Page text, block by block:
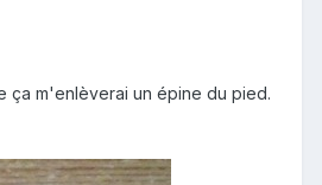
ça m'enlèverai un épine du pied.